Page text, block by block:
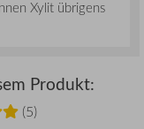
Xylit übrigens
Produkt:
(5)